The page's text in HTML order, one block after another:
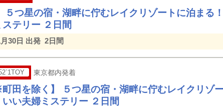
５つ星の宿・湖畔に佇むレイクリゾートに泊まる
テリー ２日間
30日 出発 2日間
東京都内発着
町田を除く】 ５つ星の宿・湖畔に佇むレイクリゾ
い夫婦ミステリー ２日間